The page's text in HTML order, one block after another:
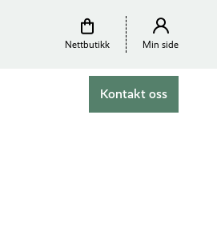
Nettbutikk Min side
Kontakt oss